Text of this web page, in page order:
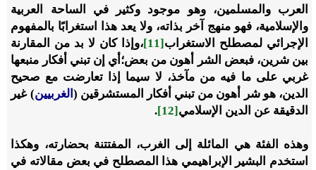
العرب والمسلمين، وهو موجود وكثير في الساحة العربية
والإسلامية، فهو منهج آخر بذاته، ولا يعد هذا استغرابًا بالمفهوم
الإجرائي لمصطلح الاستغراب[11]
،وإذا كان لا بد من المقارنة
بين شرين، فبعض الشر أهون من بعض؛أي إن تبني أفكار منبعها
غربي على ما فيه من مآخذ، لا سيما إذا تعارضت مع صحيح
الدين، هو شر أهون من تبني أفكار المستشرقين ( الغربيين) غير
الدقيقة عن الدين الإسلامي[12]
.
وهذه الفئة هي المائلة إلى الغرب، المفتتنة بحضارته، وهكذا
استخدم البشير الإبراهيمي هذا المصطلح في بعض مقالاته في